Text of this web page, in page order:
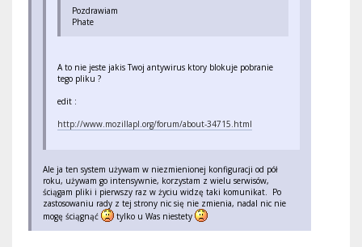
Pozdrawiam
Phate
A to nie jeste jakis Twoj antywirus ktory blokuje pobranie
tego pliku ?
edit :
http://www.mozillapl.org/forum/about-34715.html
Ale ja ten system używam w niezmienionej konfiguracji od pół
roku, używam go intensywnie, korzystam z wielu serwisów,
ściągam pliki i pierwszy raz w życiu widzę taki komunikat. Po
zastosowaniu rady z tej strony nic się nie zmienia, nadal nic nie
mogę ściągnąć
tylko u Was niestety